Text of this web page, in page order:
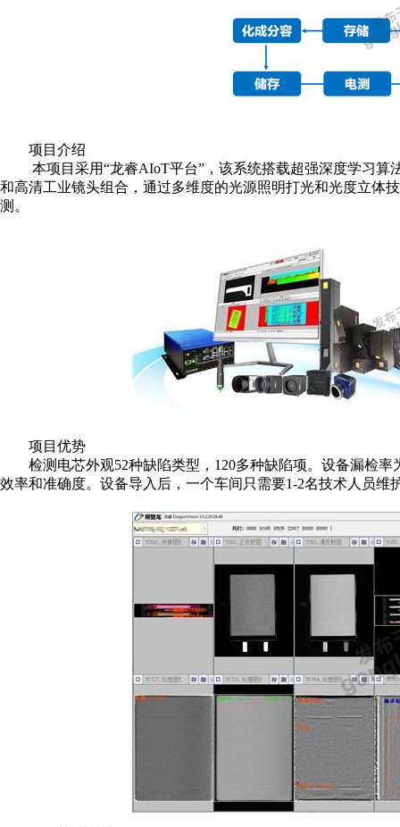
项目介绍
本项目采用“龙睿AIoT平台”，该系统搭载超强深度学习
和高清工业镜头组合，通过多维度的光源照明打光和光度立体
测。
项目优势
检测电芯外观52种缺陷类型，120多种缺陷项。设备漏检
效率和准确度。设备导入后，一个车间只需要1-2名技术人员维